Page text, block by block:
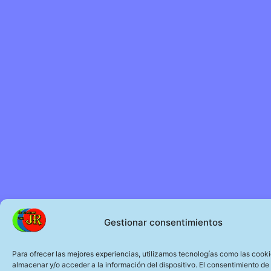
Gestionar consentimientos
Para ofrecer las mejores experiencias, utilizamos tecnologías como las
almacenar y/o acceder a la información del dispositivo. El consentimiento de